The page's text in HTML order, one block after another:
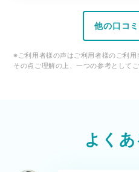
他の口コ
※ご利用者様の声はご利用者様のご利用
その点ご理解の上、一つの参考としてご
よく